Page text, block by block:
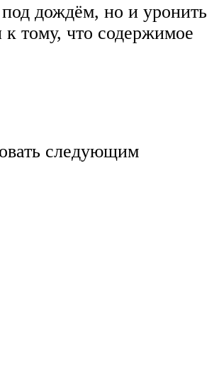
под дождём, но и уронить
тому, что содержимое
следующим